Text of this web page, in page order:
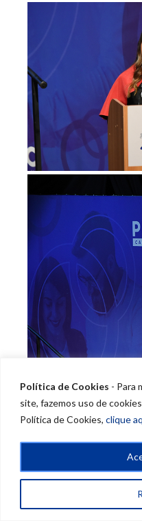
Política de Cookies - Para
site, fazemos uso de cookies
Política de Cookies, clique